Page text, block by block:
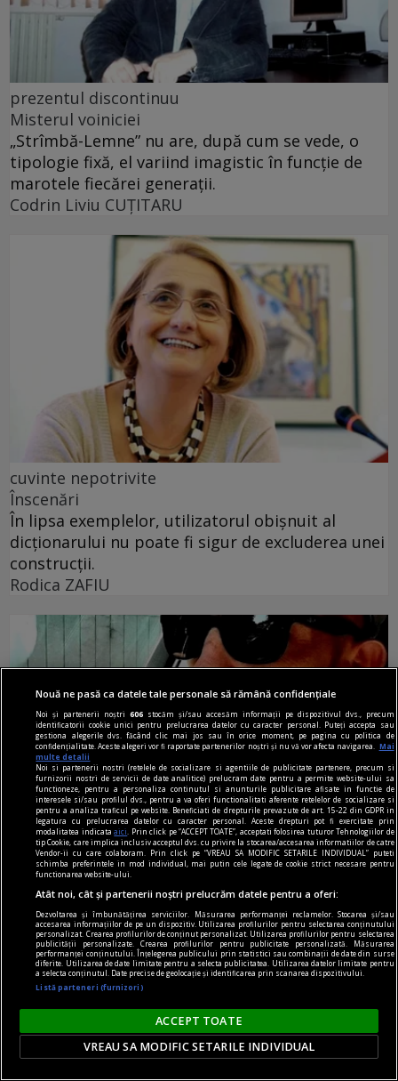
prezentul discontinuu
Misterul voiniciei
„Strîmbă-Lemne” nu are, după cum se vede, o
tipologie fixă, el variind imagistic în funcţie de
marotele fiecărei generaţii.
Codrin Liviu CUŢITARU
cuvinte nepotrivite
Înscenări
În lipsa exemplelor, utilizatorul obișnuit al
dicționarului nu poate fi sigur de excluderea unei
construcții.
Rodica ZAFIU
prof, viața mea
Viitorul începe ieri
Au mai fost și alte titluri, bineînțeles, poate nu
atît de cunoscute, unele de psihologie și
dezvoltare personală.
Horia CORCHEŞ
Nouă ne pasă ca datele tale personale să rămână confidențiale
Noi și partenerii noștri606 stocăm și/sau accesăm informații pe dispozitivul dvs., precum
identificatorii cookie unici pentru prelucrarea datelor cu caracter personal. Puteți accepta sau
gestiona alegerile dvs. făcând clic mai jos sau în orice moment, pe pagina cu politica de
confidențialitate. Aceste alegeri vor fi raportate partenerilor noștri și nu vă vor afecta navigarea.
Mai
multe detalii
Noi si partenerii nostri (retelele de socializare si agentiile de publicitate partenere, precum si
furnizorii nostri de servicii de date analitice) prelucram date pentru a permite website-ului sa
functioneze, pentru a personaliza continutul si anunturile publicitare afisate in functie de
interesele si/sau profilul dvs., pentru a va oferi functionalitati aferente retelelor de socializare si
pentru a analiza traficul pe website. Beneficiati de drepturile prevazute de art. 15-22 din GDPR in
legatura cu prelucrarea datelor cu caracter personal. Aceste drepturi pot fi exercitate prin
modalitatea indicataaici
. Prin click pe “ACCEPT TOATE”, acceptati folosirea tuturor Tehnologiilor de
tip Cookie, care implica inclusiv acceptul dvs. cu privire la stocarea/accesarea informatiilor de catre
Vendor-ii cu care colaboram. Prin click pe “VREAU SA MODIFIC SETARILE INDIVIDUAL” puteti
schimba preferintele in mod individual, mai putin cele legate de cookie strict necesare pentru
functionarea website-ului.
Atât noi, cât și partenerii noștri prelucrăm datele pentru a oferi:
Dezvoltarea și îmbunătățirea serviciilor. Măsurarea performanței reclamelor. Stocarea și/sau
accesarea informațiilor de pe un dispozitiv. Utilizarea profilurilor pentru selectarea conținutului
personalizat. Crearea profilurilor de conținut personalizat. Utilizarea profilurilor pentru selectarea
publicității personalizate. Crearea profilurilor pentru publicitate personalizată. Măsurarea
performanței conținutului. Înțelegerea publicului prin statistici sau combinații de date din surse
diferite. Utilizarea de date limitate pentru a selecta publicitatea. Utilizarea datelor limitate pentru
a selecta conținutul. Date precise de geolocație și identificarea prin scanarea dispozitivului.
Listă parteneri (furnizori)
ACCEPT TOATE
VREAU SA MODIFIC SETARILE INDIVIDUAL